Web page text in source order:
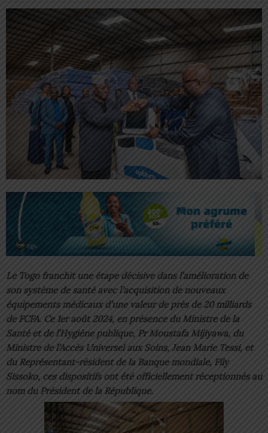
Le Togo franchit une étape décisive dans l’amélioration de
son système de santé avec l’acquisition de nouveaux
équipements médicaux d’une valeur de près de 20 milliards
de FCFA. Ce 1er août 2024, en présence du Ministre de la
Santé et de l’Hygiène publique, Pr Moustafa Mijiyawa, du
Ministre de l’Accès Universel aux Soins, Jean Marie Tessi, et
du Représentant-résident de la Banque mondiale, Fily
Sissoko, ces dispositifs ont été officiellement réceptionnés au
nom du Président de la République.